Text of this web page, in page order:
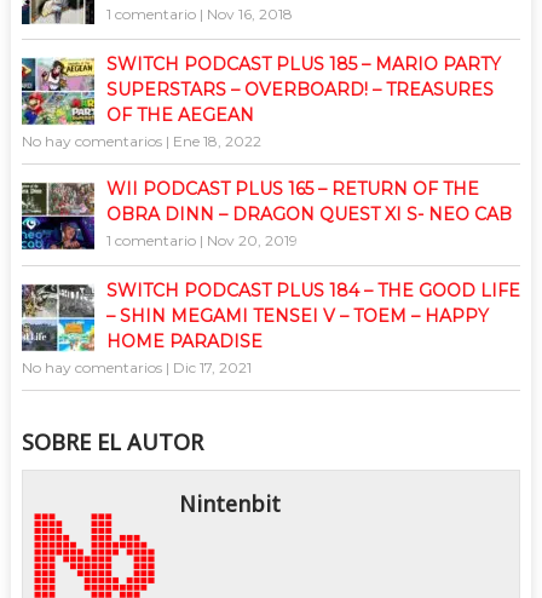
1 comentario| Nov 16, 2018
SWITCH PODCAST PLUS 185 – MARIO PARTY
SUPERSTARS – OVERBOARD! – TREASURES
OF THE AEGEAN
No hay comentarios| Ene 18, 2022
WII PODCAST PLUS 165 – RETURN OF THE
OBRA DINN – DRAGON QUEST XI S- NEO CAB
1 comentario| Nov 20, 2019
SWITCH PODCAST PLUS 184 – THE GOOD LIFE
– SHIN MEGAMI TENSEI V – TOEM – HAPPY
HOME PARADISE
No hay comentarios| Dic 17, 2021
SOBRE EL AUTOR
Nintenbit